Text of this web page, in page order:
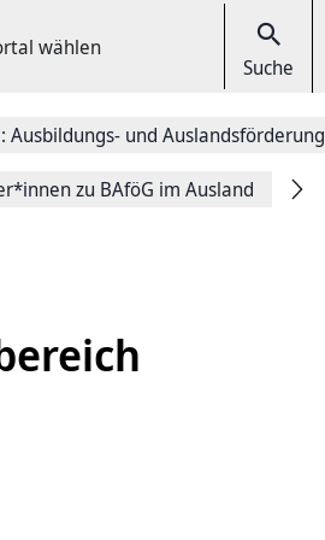
wählen
Suche
Ausbildungs- und Auslandsförderung
zu BAföG im Ausland